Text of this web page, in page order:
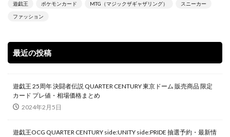
遊戯王 ポケモンカード MTG（マジックザギャザリング） スニーカー
ファッション
最近の投稿
遊戯王 25周年 決闘者伝説 QUARTER CENTURY 東京ドーム 販売商品 限定
カード プレ値・相場価格まとめ
2024年2月5日
遊戯王OCG QUARTER CENTURY side:UNITY side:PRIDE 抽選予約・最新情
KAIBA CORPORATION STORE
kantostarter
Legendary Collection 25th Anniversary Edition
Marnie Premium Tournament Collection
NY限定
Obelisk the Tormentor
PERROTIN
PHARAONIC LEGEND PACK
POWER OF THE ELEMENTS